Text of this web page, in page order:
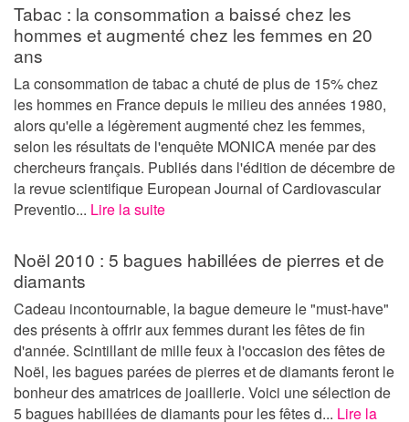
Tabac : la consommation a baissé chez les
hommes et augmenté chez les femmes en 20
ans
La consommation de tabac a chuté de plus de 15% chez
les hommes en France depuis le milieu des années 1980,
alors qu'elle a légèrement augmenté chez les femmes,
selon les résultats de l'enquête MONICA menée par des
chercheurs français. Publiés dans l'édition de décembre de
la revue scientifique European Journal of Cardiovascular
Preventio... Lire la suite
Noël 2010 : 5 bagues habillées de pierres et de
diamants
Cadeau incontournable, la bague demeure le "must-have"
des présents à offrir aux femmes durant les fêtes de fin
d'année. Scintillant de mille feux à l'occasion des fêtes de
Noël, les bagues parées de pierres et de diamants feront le
bonheur des amatrices de joaillerie. Voici une sélection de
5 bagues habillées de diamants pour les fêtes d... Lire la